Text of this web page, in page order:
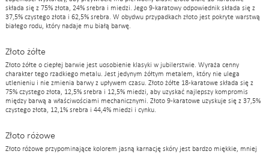
składa się z 75% złota, 24% srebra i miedzi. Jego 9-karatowy odpowiednik składa się z
37,5% czystego złota i 62,5% srebra. W obydwu przypadkach złoto jest pokryte warstwą
białego rodu, który nadaje mu białą barwę.
Złoto żółte
Złoto żółte o ciepłej barwie jest uosobienie klasyki w jubilerstwie. Wyraża cenny
charakter tego rzadkiego metalu. Jest jedynym żółtym metalem, który nie ulega
utlenieniu i nie zmienia barwy z upływem czasu. Złoto żółte 18-karatowe składa się z
75% czystego złota, 12,5% srebra i 12,5% miedzi, aby uzyskać najlepszy kompromis
między barwą a właściwościami mechanicznymi. Złoto 9-karatowe uzyskuje się z 37,5%
czystego złota, 12,1% srebra i 44,4% miedzi i cynku.
Złoto różowe
Złoto różowe przypominające kolorem jasną karnację skóry jest bardzo miękkie, mniej